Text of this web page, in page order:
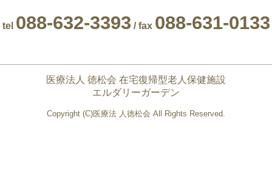
tel 088-632-3393 / fax 088-631-0133
医療法人 徳松会 在宅復帰型老人保健施設
エルダリーガーデン
Copyright (C)医療法 人徳松会 All Rights Reserved.